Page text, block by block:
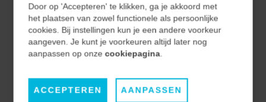
onze oplossingen, maar ook hun relevantie en
effectiviteit op de lange termijn.
Door op 'Accepteren' te klikken, ga je akkoord met
het plaatsen van zowel functionele als persoonlijke
cookies. Bij instellingen kun je een andere voorkeur
aangeven. Je kunt je voorkeuren altijd later nog
aanpassen op onzecookiepagina.
ACCEPTEREN AANPASSEN